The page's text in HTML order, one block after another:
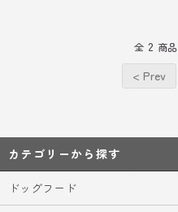
全 2 商品
< Prev
カテゴリーから探す
ドッグフード